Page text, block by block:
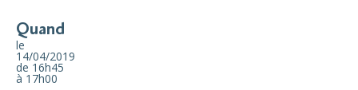
Quand
le
14/04/2019
de 16h45
à 17h00